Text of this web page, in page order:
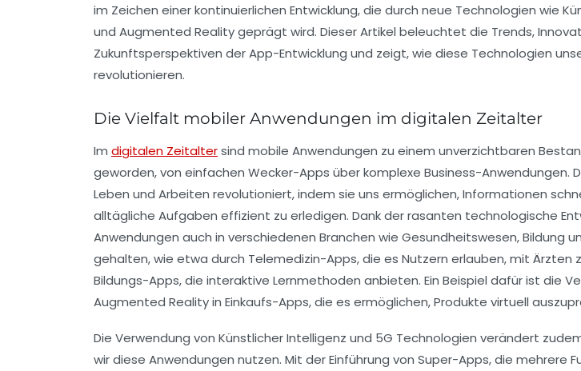
im Zeichen einer kontinuierlichen Entwicklung, die durch neue Technologien wie
und Augmented Realitygeprägt wird. Dieser Artikel beleuchtet die Trends,
Zukunftsperspektiven derApp-Entwicklung und zeigt, wie diese Technologien
revolutionieren.
Die Vielfalt mobiler Anwendungen im digitalen Zeitalter
Im digitalen Zeitaltersind mobile Anwendungen zu einem unverzichtbaren
geworden, von einfachen Wecker-Apps über komplexe Business-Anwendungen.
Leben und Arbeiten revolutioniert, indem sie uns ermöglichen, Informationen
alltägliche Aufgaben effizient zu erledigen. Dank der rasanten technologische
Anwendungen auch in verschiedenen Branchen wie Gesundheitswesen,Bildung
gehalten, wie etwa durch Telemedizin-Apps, die es Nutzern erlauben, mit Ärzten
Bildungs-Apps, die interaktive Lernmethoden anbieten. Ein Beispiel dafür ist die
Augmented Realityin Einkaufs-Apps, die es ermöglichen, Produkte virtuell
Die Verwendung von Künstlicher Intelligenz und 5G Technologien verändert
wir diese Anwendungen nutzen. Mit der Einführung von Super-Apps, die mehrere